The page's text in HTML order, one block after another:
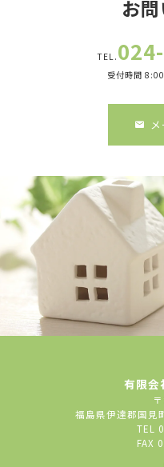
お
TEL.
受付時間
有限会
福島県伊達郡国見
TEL
FAX